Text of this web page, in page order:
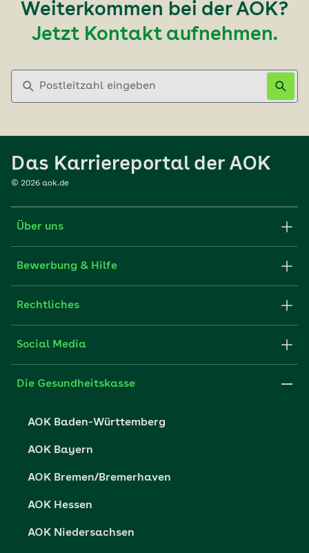
Weiterkommen bei der AOK?
Jetzt Kontakt aufnehmen.
Das Karriereportal der AOK
© 2026 aok.de
Über uns
Karriere-Startseite
Unsere Kultur
Bewerbung & Hilfe
Stellenangebote
Rechtliches
Impressum
Datenschutzrechte
Barrierefreiheit
Barriere melden
Social Media
Die Gesundheitskasse
AOK Baden-Württemberg
AOK Bayern
AOK Bremen/Bremerhaven
AOK Hessen
AOK Niedersachsen